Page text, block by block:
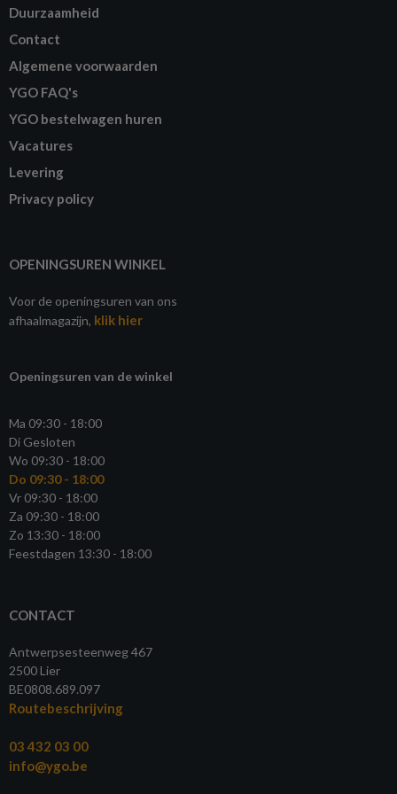
Duurzaamheid
Contact
Algemene voorwaarden
YGO FAQ's
YGO bestelwagen huren
Vacatures
Levering
Privacy policy
OPENINGSUREN WINKEL
Voor de openingsuren van ons
afhaalmagazijn, klik hier
Openingsuren van de winkel
Ma 09:30 - 18:00
Di Gesloten
Wo 09:30 - 18:00
Do 09:30 - 18:00
Vr 09:30 - 18:00
Za 09:30 - 18:00
Zo 13:30 - 18:00
Feestdagen 13:30 - 18:00
CONTACT
Antwerpsesteenweg 467
2500 Lier
BE0808.689.097
Routebeschrijving
03 432 03 00
info@ygo.be